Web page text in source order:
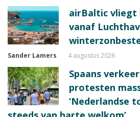
airBaltic vliegt
vanaf
Sander Lamers 4 augustus 2026
Spaans
protesten
‘Nederlandse